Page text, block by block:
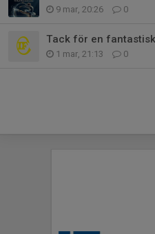
9 mar, 20:26 0
Tack för en
1 mar, 21:13 0